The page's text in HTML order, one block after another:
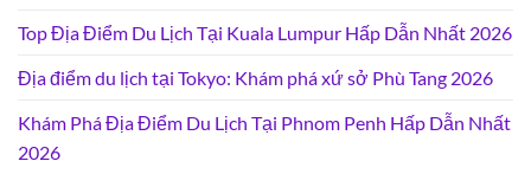
Top Địa Điểm Du Lịch Tại Kuala Lumpur Hấp Dẫn Nhất 2026
Địa điểm du lịch tại Tokyo: Khám phá xứ sở Phù Tang 2026
Khám Phá Địa Điểm Du Lịch Tại Phnom Penh Hấp Dẫn Nhất
2026